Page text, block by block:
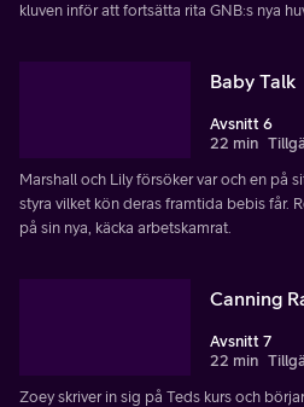
kluven inför att fortsätta rita GNB:s nya
Baby Talk
Avsnitt 6
22 min
Marshall och Lily försöker var och en på
styra vilket kön deras framtida bebis får.
på sin nya, käcka arbetskamrat.
Canning
Avsnitt 7
22 min
Zoey skriver in sig på Teds kurs och